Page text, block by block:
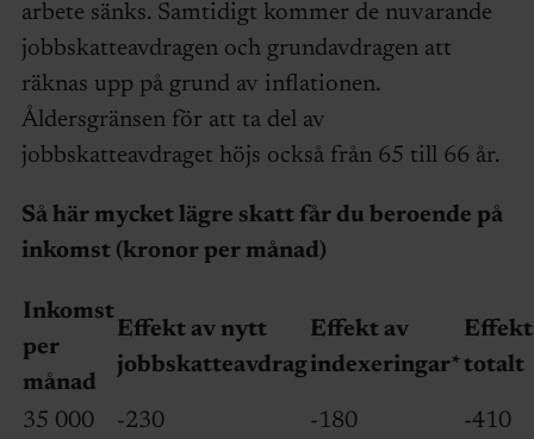
arbete sänks. Samtidigt kommer de nuvarande
jobbskatteavdragen och grundavdragen att
räknas upp på grund av inflationen.
Åldersgränsen för att ta del av
jobbskatteavdraget höjs också från 65 till 66 år.
Så här mycket lägre skatt får du beroende på
inkomst (kronor per månad)
Inkomst
per
månad
Effekt av nytt
jobbskatteavdrag
Effekt av
indexeringar*
Effekt
totalt
35 000 -230 -180
-410